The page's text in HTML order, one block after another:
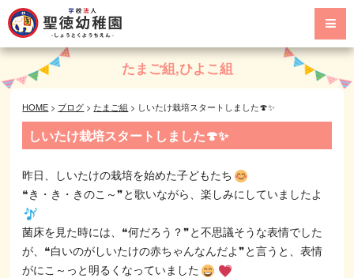
たまご組,ひよこ組
HOME > ブログ >たまご組 > しいたけ栽培スタートしました🍄✨
しいたけ栽培スタートしました🍄✨
昨日、しいたけの栽培を始めた子どもたち
❝き・き・きのこ～❞と歌いながら、楽しみにしていましたよ
菌床を見た時には、❝何だろう？❞と不思議そうな表情でした
が、❝白いのがしいたけの赤ちゃんなんだよ❞と言うと、表情
がにこ～っと明るくなっていました